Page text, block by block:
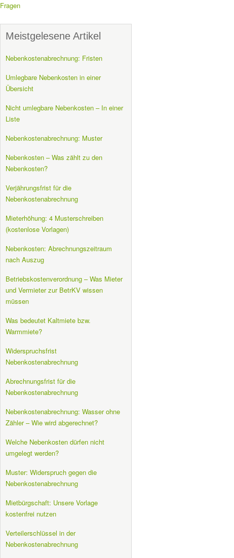
Fragen
Meistgelesene Artikel
Nebenkostenabrechnung: Fristen
Umlegbare Nebenkosten in einer
Übersicht
Nicht umlegbare Nebenkosten – In einer
Liste
Nebenkostenabrechnung: Muster
Nebenkosten – Was zählt zu den
Nebenkosten?
Verjährungsfrist für die
Nebenkostenabrechnung
Mieterhöhung: 4 Musterschreiben
(kostenlose Vorlagen)
Nebenkosten: Abrechnungszeitraum
nach Auszug
Betriebskostenverordnung – Was Mieter
und Vermieter zur BetrKV wissen
müssen
Was bedeutet Kaltmiete bzw.
Warmmiete?
Widerspruchsfrist
Nebenkostenabrechnung
Abrechnungsfrist für die
Nebenkostenabrechnung
Nebenkostenabrechnung: Wasser ohne
Zähler – Wie wird abgerechnet?
Welche Nebenkosten dürfen nicht
umgelegt werden?
Muster: Widerspruch gegen die
Nebenkostenabrechnung
Mietbürgschaft: Unsere Vorlage
kostenfrei nutzen
Verteilerschlüssel in der
Nebenkostenabrechnung